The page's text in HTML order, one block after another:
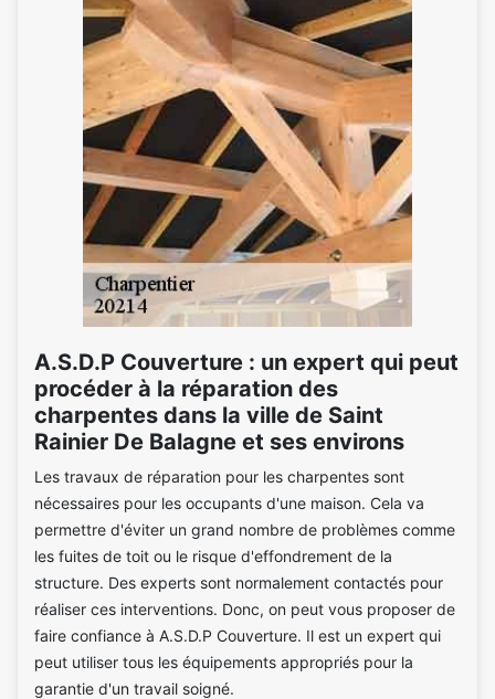
A.S.D.P Couverture : un expert qui peut
procéder à la réparation des
charpentes dans la ville de Saint
Rainier De Balagne et ses environs
Les travaux de réparation pour les charpentes sont
nécessaires pour les occupants d'une maison. Cela va
permettre d'éviter un grand nombre de problèmes comme
les fuites de toit ou le risque d'effondrement de la
structure. Des experts sont normalement contactés pour
réaliser ces interventions. Donc, on peut vous proposer de
faire confiance à A.S.D.P Couverture. Il est un expert qui
peut utiliser tous les équipements appropriés pour la
garantie d'un travail soigné.